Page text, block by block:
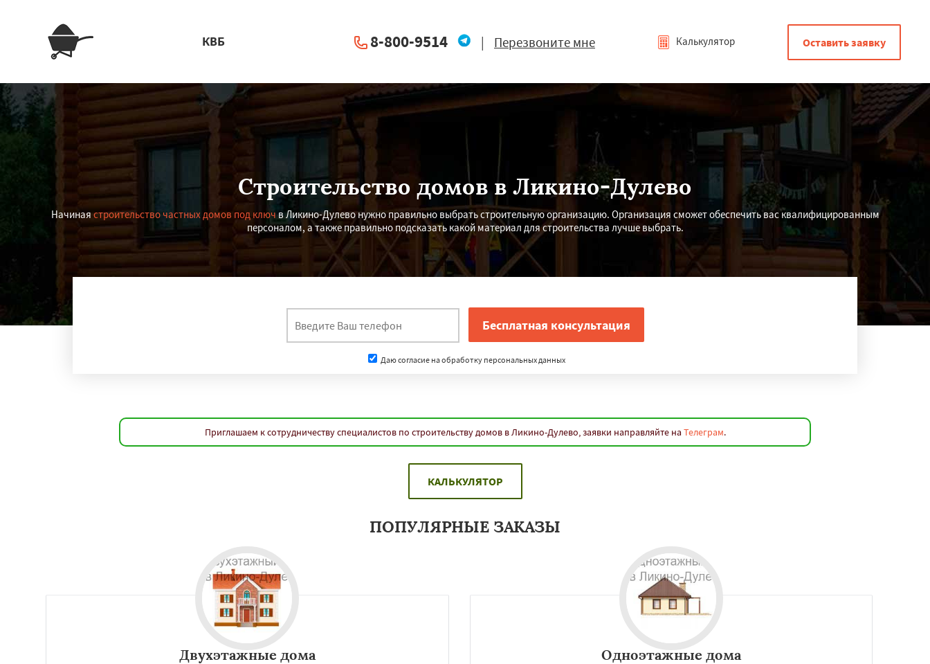
КВБ 8-800-9514 | Перезвоните мне Калькулятор Оставить заявку
Строительство домов в Ликино-Дулево
Начинаястроительство частных домов под ключв Ликино-Дулево нужно правильно выбрать строительную организацию. Организация сможет обеспечить вас квалифицированным
персоналом, а также правильно подсказать какой материал для строительства лучше выбрать.
Даю согласие на обработку персональных данных
Приглашаем к сотрудничеству специалистов по строительству домов в Ликино-Дулево, заявки направляйте на Телеграм.
КАЛЬКУЛЯТОР
ПОПУЛЯРНЫЕ ЗАКАЗЫ
Двухэтажные дома Одноэтажные дома